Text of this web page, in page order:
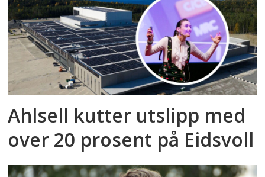
Ahlsell kutter utslipp med
over 20 prosent på Eidsvoll